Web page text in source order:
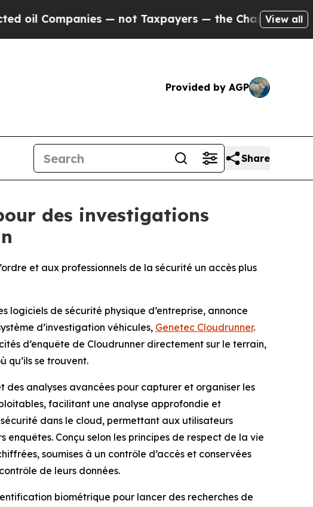
— not Taxpayers — the Chance to Cash in on
View all
Provided by AGP
Share
des investigations
et aux professionnels de la sécurité un accès plus
logiciels de sécurité physique d’entreprise, annonce
d’investigation véhicules, Genetec Cloudrunner.
d’enquête de Cloudrunner directement sur le terrain,
qu’ils se trouvent.
des analyses avancées pour capturer et organiser les
facilitant une analyse approfondie et
dans le cloud, permettant aux utilisateurs
Conçu selon les principes de respect de la vie
soumises à un contrôle d’accès et conservées
de leurs données.
biométrique pour lancer des recherches de